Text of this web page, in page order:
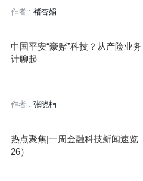
作者 : 褚杏娟
中国平安“豪赌”科技？从产险业
计聊起
作者 : 张晓楠
热点聚焦|一周金融科技新闻速览
26）